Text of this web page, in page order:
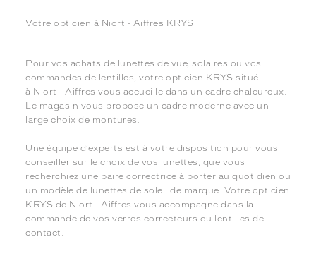
Votre opticien à Niort - Aiffres KRYS
Pour vos achats de lunettes de vue, solaires ou vos
commandes de lentilles, votre opticien KRYS situé
à Niort - Aiffres vous accueille dans un cadre chaleureux.
Le magasin vous propose un cadre moderne avec un
large choix de montures.
Une équipe d’experts est à votre disposition pour vous
conseiller sur le choix de vos lunettes, que vous
recherchiez une paire correctrice à porter au quotidien ou
un modèle de lunettes de soleil de marque. Votre opticien
KRYS de Niort - Aiffres vous accompagne dans la
commande de vos verres correcteurs ou lentilles de
contact.